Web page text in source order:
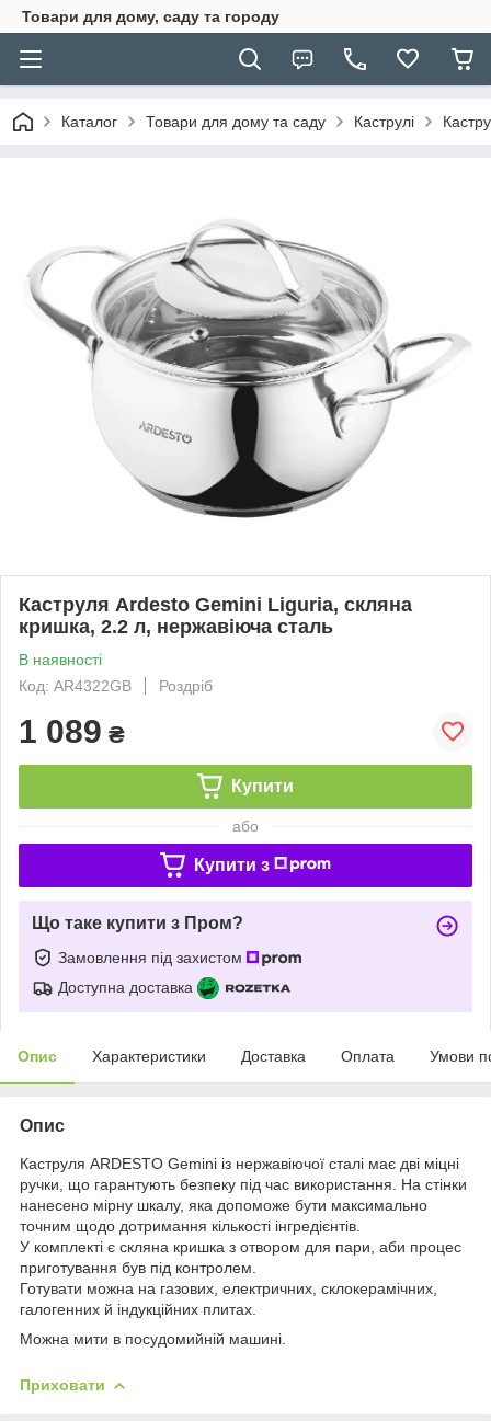
Товари для дому, саду та городу
Каталог Товари для дому та саду Каструлі
Каструля Ardesto Gemini Liguria, скляна
кришка, 2.2 л, нержавіюча сталь
В наявності
Код: AR4322GB
Роздріб
1 089 ₴
Купити
або
Купити з
Що таке купити з Пром?
Замовлення під захистом
Доступна доставка
Опис Характеристики Доставка Оплата Умови
Опис
Каструля ARDESTO Gemini із нержавіючої сталі має дві міцні
ручки, що гарантують безпеку під час використання. На стінки
нанесено мірну шкалу, яка допоможе бути максимально
точним щодо дотримання кількості інгредієнтів.
У комплекті є скляна кришка з отвором для пари, аби процес
приготування був під контролем.
Готувати можна на газових, електричних, склокерамічних,
галогенних й індукційних плитах.
Можна мити в посудомийній машині.
Приховати